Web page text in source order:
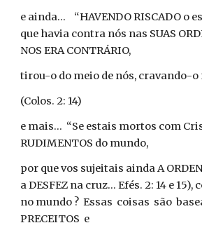
e ainda... “HAVENDO RISCADO o
que havia contra nós nas SUAS
NOS ERA CONTRÁRIO,
tirou-o do meio de nós, cravando-o
(Colos. 2: 14)
e mais... “Se estais mortos com
RUDIMENTOS do mundo,
por que vos sujeitais ainda A
a DESFEZ na cruz... Efés. 2: 14 e 15),
no mundo ? Essas coisas são
PRECEITOS e